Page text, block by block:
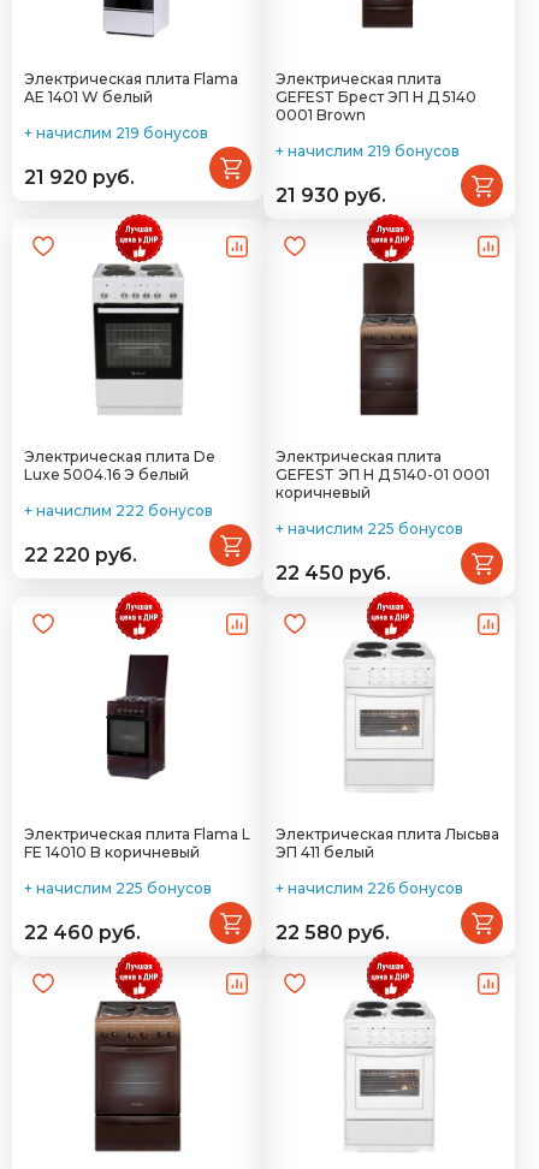
Электрическая плита Flama
AE 1401 W белый
+ начислим 219 бонусов
21 920 руб.
Электрическая плита
GEFEST Брест ЭП Н Д 5140
0001 Brown
+ начислим 219 бонусов
21 930 руб.
Электрическая плита De
Luxe 5004.16 Э белый
+ начислим 222 бонусов
22 220 руб.
Электрическая плита
GEFEST ЭП Н Д 5140-01 0001
коричневый
+ начислим 225 бонусов
22 450 руб.
Электрическая плита Flama L
FE 14010 B коричневый
+ начислим 225 бонусов
22 460 руб.
Электрическая плита Лысьва
ЭП 411 белый
+ начислим 226 бонусов
22 580 руб.